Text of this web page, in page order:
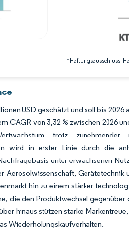
*Haftungsausschluss:
USD geschätzt und soll bis 2026
CAGR von 3,32 % zwischen 2026
trotz zunehmender
wird in erster Linie durch die
unter erwachsenen
Gerätetechnik
hin zu einem stärker
die den Produktwechsel
hinaus stützen starke
Wiederholungskaufverhalten.